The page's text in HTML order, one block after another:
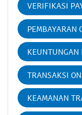
VERIFIKASI
PEMBAYARAN
KEUNTUNGAN
TRANSAKSI
KEAMANAN